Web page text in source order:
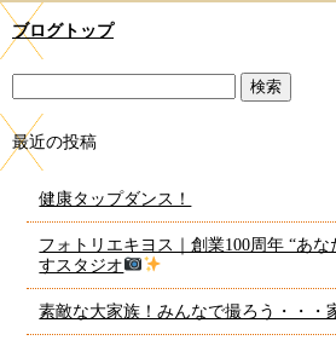
ブログトップ
最近の投稿
健康タップダンス！
フォトリエキヨス｜創業100周年 “あ
すスタジオ
素敵な大家族！みんなで撮ろう・・・